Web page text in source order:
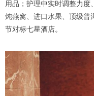
用品；护理中实时调整力
炖燕窝、进口水果、顶级普
节对标七星酒店。